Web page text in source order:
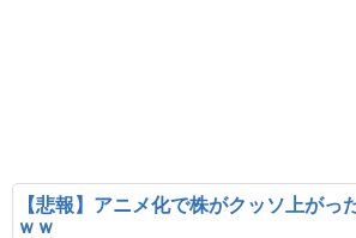
【悲報】アニメ化で株がクッソ上がっ
ｗｗ